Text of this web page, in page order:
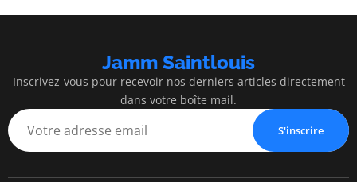
Jamm Saintlouis
Inscrivez-vous pour recevoir nos derniers articles directement
dans votre boîte mail.
S'inscrire